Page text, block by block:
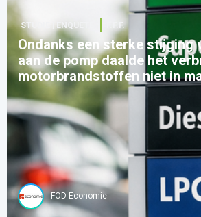
STUDIE | ENQUETE F.F.F.
Ondanks een sterke stijging
aan de pomp daalde het
motorbrandstoffen niet in
FOD Economie